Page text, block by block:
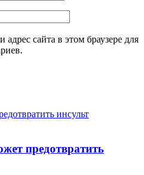
сайта в этом браузере для
инсульт
предотвратить